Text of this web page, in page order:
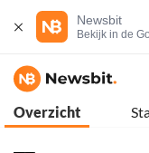
Newsbit
Bekijk in de
Overzicht